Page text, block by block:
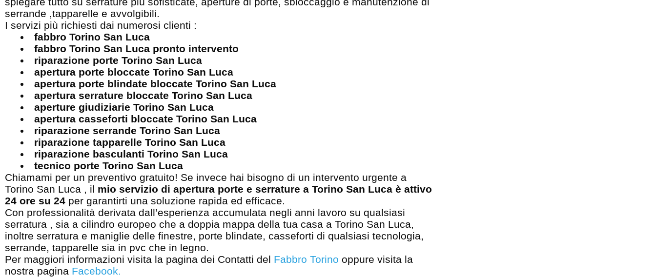
serrande ,tapparelle e avvolgibili.
I servizi più richiesti dai numerosi clienti :
fabbro Torino San Luca
fabbro Torino San Luca pronto intervento
riparazione porte Torino San Luca
apertura porte bloccate Torino San Luca
apertura porte blindate bloccate Torino San Luca
apertura serrature bloccate Torino San Luca
aperture giudiziarie Torino San Luca
apertura casseforti bloccate Torino San Luca
riparazione serrande Torino San Luca
riparazione tapparelle Torino San Luca
riparazione basculanti Torino San Luca
tecnico porte Torino San Luca
Chiamami per un preventivo gratuito! Se invece hai bisogno di un intervento urgente a
Torino San Luca , il mio servizio di apertura porte e serrature a Torino San Luca è attivo
24 ore su 24 per garantirti una soluzione rapida ed efficace.
Con professionalità derivata dall’esperienza accumulata negli anni lavoro su qualsiasi
serratura , sia a cilindro europeo che a doppia mappa della tua casa a Torino San Luca,
inoltre serratura e maniglie delle finestre, porte blindate, casseforti di qualsiasi tecnologia,
serrande, tapparelle sia in pvc che in legno.
Per maggiori informazioni visita la pagina dei Contatti del Fabbro Torino oppure visita la
nostra pagina Facebook.